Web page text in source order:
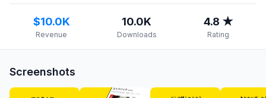
$10.0K
Revenue
10.0K
Downloads
4.8 ★
Rating
Screenshots